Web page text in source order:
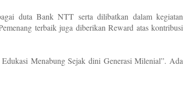
duta Bank NTT serta dilibatkan dalam kegiatan
terbaik juga diberikan Reward atas kontribusi
Menabung Sejak dini Generasi Milenial”. Ada